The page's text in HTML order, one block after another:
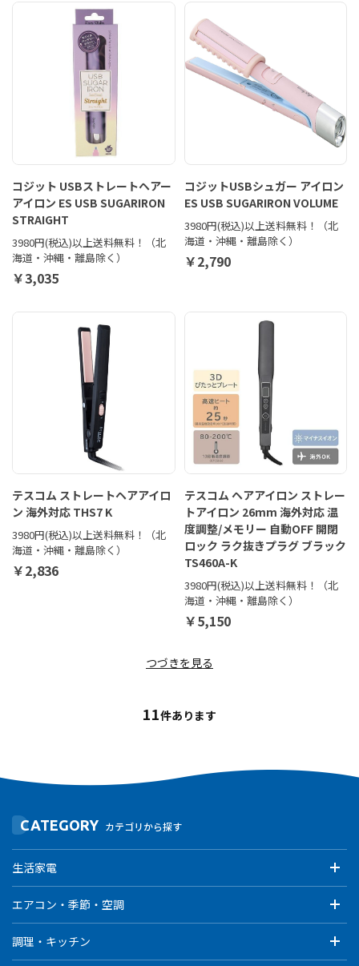
コジット USBストレートヘアー
アイロン ES USB SUGARIRON
STRAIGHT
3980円(税込)以上送料無料！（北
海道・沖縄・離島除く）
￥3,035
コジットUSBシュガー アイロン
ES USB SUGARIRON VOLUME
3980円(税込)以上送料無料！（北
海道・沖縄・離島除く）
￥2,790
テスコム ストレートヘアアイロ
ン 海外対応 THS7 K
3980円(税込)以上送料無料！（北
海道・沖縄・離島除く）
￥2,836
テスコム ヘアアイロン ストレー
トアイロン 26mm 海外対応 温
度調整/メモリー 自動OFF 開閉
ロック ラク抜きプラグ ブラック
TS460A-K
3980円(税込)以上送料無料！（北
海道・沖縄・離島除く）
￥5,150
つづきを見る
11件あります
CATEGORY カテゴリから探す
生活家電
エアコン・季節・空調
調理・キッチン